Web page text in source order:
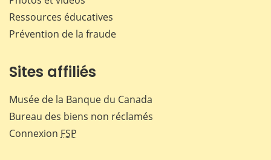
Ressources éducatives
Prévention de la fraude
Sites affiliés
Musée de la Banque du Canada
Bureau des biens non réclamés
Connexion FSP